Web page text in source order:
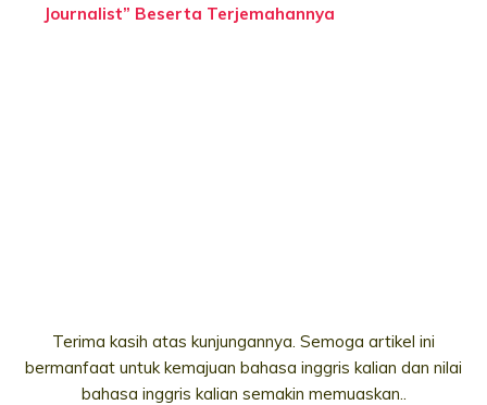
Journalist” Beserta Terjemahannya
Terima kasih atas kunjungannya. Semoga artikel ini
bermanfaat untuk kemajuan bahasa inggris kalian dan nilai
bahasa inggris kalian semakin memuaskan..